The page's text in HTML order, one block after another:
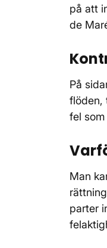
på att
de
På
flöden,
fel
Man
parter